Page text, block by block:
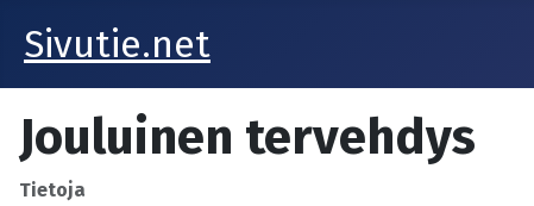
Sivutie.net
Jouluinen tervehdys
Tietoja